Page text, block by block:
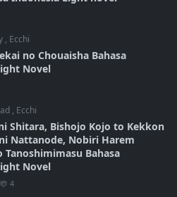
, Ecchi
no Chouaisha Bahasa
Novel
, Ecchi
Shitara, Bishojo Kojo to Kekkon
Nattanode, Nobiri Harem
Tanoshimimasu Bahasa
Novel
4